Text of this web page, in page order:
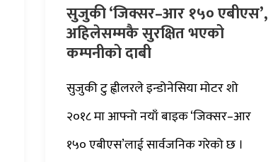
सुजुकी ‘जिक्सर–आर १५० एबीएस’,
अहिलेसम्मकै सुरक्षित भएको
कम्पनीको दाबी
सुजुकी टु ह्वीलरले इन्डोनेसिया मोटर शो
२०१८ मा आफ्नो नयाँ बाइक ‘जिक्सर–आर
१५० एबीएस’लाई सार्वजनिक गरेको छ ।